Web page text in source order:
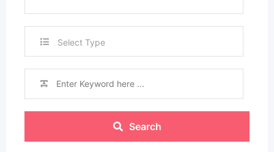
Select Type
Search